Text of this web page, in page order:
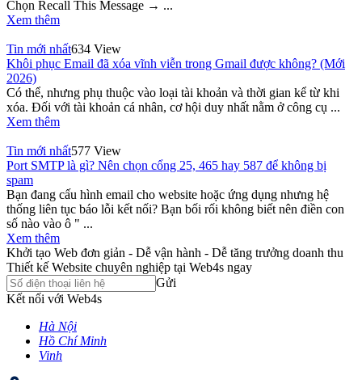
Chọn Recall This Message → ...
Xem thêm
Tin mới nhất634 View
Khôi phục Email đã xóa vĩnh viễn trong Gmail được không? (Mới
2026)
Có thể, nhưng phụ thuộc vào loại tài khoản và thời gian kể từ khi
xóa. Đối với tài khoản cá nhân, cơ hội duy nhất nằm ở công cụ ...
Xem thêm
Tin mới nhất577 View
Port SMTP là gì? Nên chọn cổng 25, 465 hay 587 để không bị
spam
Bạn đang cấu hình email cho website hoặc ứng dụng nhưng hệ
thống liên tục báo lỗi kết nối? Bạn bối rối không biết nên điền con
số nào vào ô " ...
Xem thêm
Khởi tạo Web đơn giản - Dễ vận hành - Dễ tăng trưởng doanh thu
Thiết kế Website chuyên nghiệp tại Web4s ngay
Gửi
Kết nối với Web4s
Hà Nội
Hồ Chí Minh
Vinh